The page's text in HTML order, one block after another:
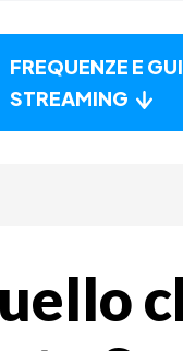
FREQUENZE E
STREAMING